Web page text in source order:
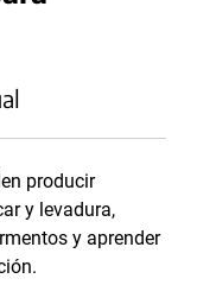
producir
y levadura,
y aprender